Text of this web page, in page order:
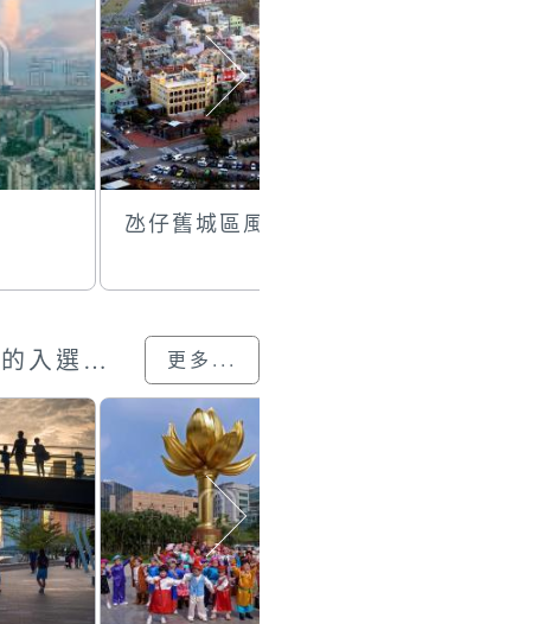
氹仔舊城區風貌
澳門回歸25載”攝影展圖片徵集的入選作品 更多...